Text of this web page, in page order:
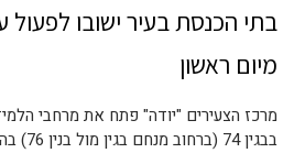
בתי הכנסת בעיר ישובו לפעול
מיום ראשון
מרכז הצעירים "יודה" פתח את מרחבי
בבגין